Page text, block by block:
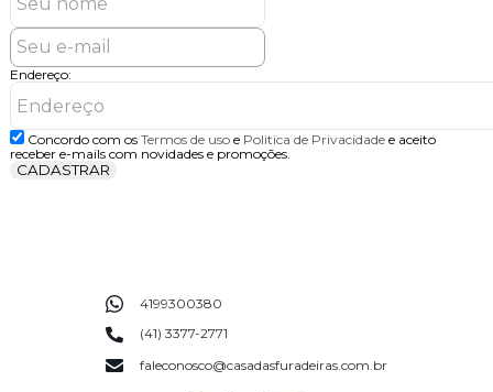
Endereço:
Concordo com os Termos de usoe Politica de Privacidadee aceito
receber e-mails com novidades e promoções.
CADASTRAR
4199300380
(41) 3377-2771
faleconosco@casadasfuradeiras.com.br